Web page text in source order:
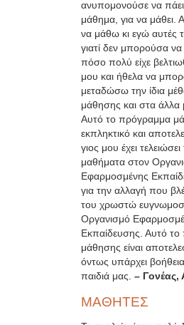
ανυπομονούσε να
μάθημα, για να μάθει.
να μάθω κι εγώ αυτές
γιατί δεν μπορούσα
πόσο πολύ είχε
μου και ήθελα να
μεταδώσω την ίδια
μάθησης και στα άλλα
Αυτό το πρόγραμμα
εκπληκτικό και
γιος μου έχει
μαθήματα στον
Εφαρμοσμένης
για την αλλαγή που
του χρωστώ
Οργανισμό
Εκπαίδευσης. Αυτό
μάθησης είναι
όντως υπάρχει
παιδιά μας. – Γονέας,
ΜΑΘΗΤΕΣ